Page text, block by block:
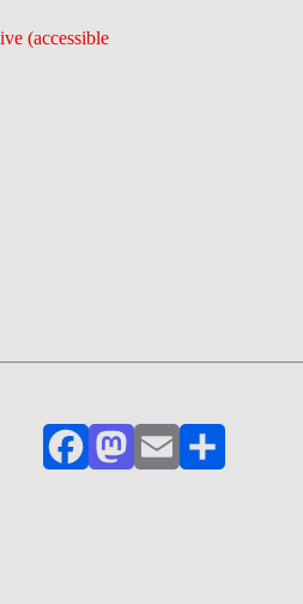
(accessible
FacebookMastodon
EmailPartager